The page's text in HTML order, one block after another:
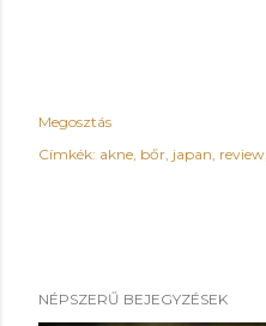
Megosztás
Címkék: akne bőr japan review
NÉPSZERŰ BEJEGYZÉSEK